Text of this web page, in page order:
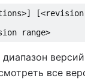
range>
все